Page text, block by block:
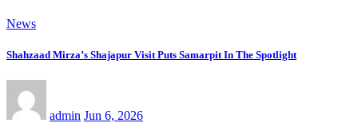
News
Shahzaad Mirza’s Shajapur Visit Puts Samarpit In The Spotlight
admin Jun 6, 2026